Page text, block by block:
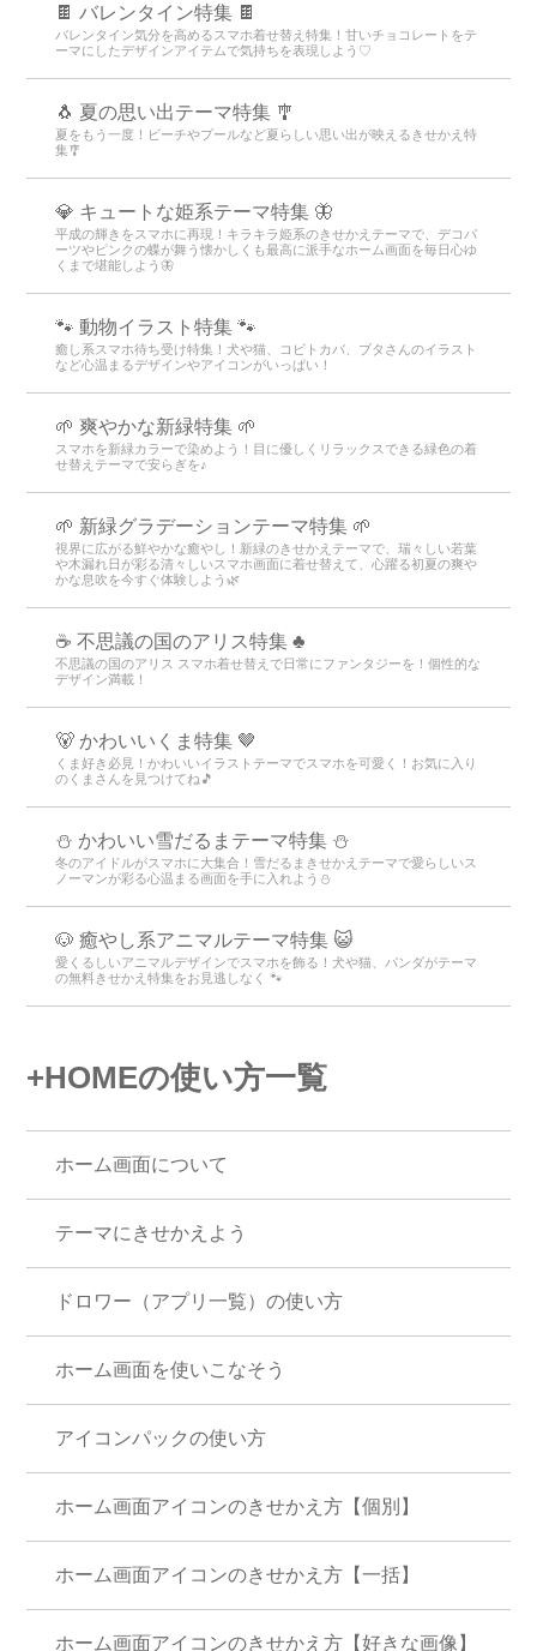
🍫 バレンタイン特集 🍫
バレンタイン気分を高めるスマホ着せ替え特集！甘いチョコレートをテ
ーマにしたデザインアイテムで気持ちを表現しよう♡
🐧 夏の思い出テーマ特集 🎐
夏をもう一度！ビーチやプールなど夏らしい思い出が映えるきせかえ特
集🎐
💎 キュートな姫系テーマ特集 🦋
平成の輝きをスマホに再現！キラキラ姫系のきせかえテーマで、デコパ
ーツやピンクの蝶が舞う懐かしくも最高に派手なホーム画面を毎日心ゆ
くまで堪能しよう🦋
🐾 動物イラスト特集 🐾
癒し系スマホ待ち受け特集！犬や猫、コビトカバ、ブタさんのイラスト
など心温まるデザインやアイコンがいっぱい！
🌱 爽やかな新緑特集 🌱
スマホを新緑カラーで染めよう！目に優しくリラックスできる緑色の着
せ替えテーマで安らぎを♪
🌱 新緑グラデーションテーマ特集 🌱
視界に広がる鮮やかな癒やし！新緑のきせかえテーマで、瑞々しい若葉
や木漏れ日が彩る清々しいスマホ画面に着せ替えて、心躍る初夏の爽や
かな息吹を今すぐ体験しよう🌿
☕ 不思議の国のアリス特集 ♣
不思議の国のアリス スマホ着せ替えで日常にファンタジーを！個性的な
デザイン満載！
🐻 かわいいくま特集 🤎
くま好き必見！かわいいイラストテーマでスマホを可愛く！お気に入り
のくまさんを見つけてね🎵
⛄️ かわいい雪だるまテーマ特集️ ⛄️
冬のアイドルがスマホに大集合！雪だるまきせかえテーマで愛らしいス
ノーマンが彩る心温まる画面を手に入れよう️⛄️
🐶 癒やし系アニマルテーマ特集 😺
愛くるしいアニマルデザインでスマホを飾る！犬や猫、パンダがテーマ
の無料きせかえ特集をお見逃しなく 🐾
+HOMEの使い方一覧
ホーム画面について
テーマにきせかえよう
ドロワー（アプリ一覧）の使い方
ホーム画面を使いこなそう
アイコンパックの使い方
ホーム画面アイコンのきせかえ方【個別】
ホーム画面アイコンのきせかえ方【一括】
ホーム画面アイコンのきせかえ方【好きな画像】